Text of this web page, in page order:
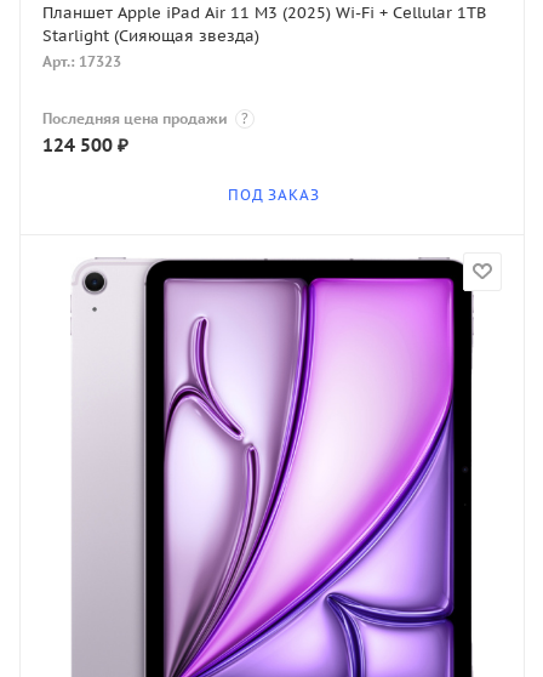
Планшет Apple iPad Air 11 M3 (2025) Wi-Fi + Cellular 1TB
Starlight (Сияющая звезда)
Арт.: 17323
Последняя цена продажи ?
124 500 ₽
ПОД ЗАКАЗ